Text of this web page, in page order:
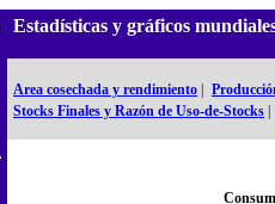
Estadísticas y gráficos
Area cosechada y rendimiento
Stocks Finales y Razón de Uso-de-Stocks